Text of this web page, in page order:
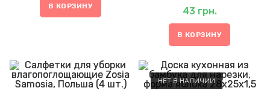
В КОРЗИНУ 43 грн.
В КОРЗИНУ
НЕТ В НАЛИЧИИ